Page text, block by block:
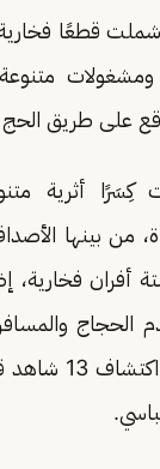
شملت قطعًا
على طريق
كِسَرًا أثرية
من بينها
أفران فخارية،
الحجاج
أسفرت